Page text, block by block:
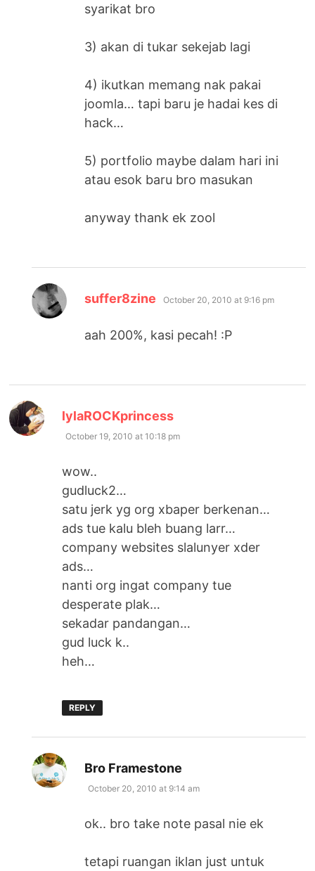
syarikat bro
3) akan di tukar sekejab lagi
4) ikutkan memang nak pakai
joomla… tapi baru je hadai kes di
hack…
5) portfolio maybe dalam hari ini
atau esok baru bro masukan
anyway thank ek zool
suffer8zine says:
October 20, 2010 at 9:16 pm
aah 200%, kasi pecah! :P
lylaROCKprincess
October 19, 2010 at 10:18 pm
wow..
gudluck2…
satu jerk yg org xbaper berkenan…
ads tue kalu bleh buang larr…
company websites slalunyer xder
ads…
nanti org ingat company tue
desperate plak…
sekadar pandangan…
gud luck k..
heh…
REPLY
Bro Framestone
October 20, 2010 at 9:14 am
ok.. bro take note pasal nie ek
tetapi ruangan iklan just untuk